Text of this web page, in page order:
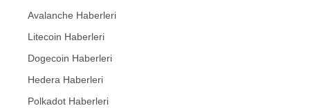
Avalanche Haberleri
Litecoin Haberleri
Dogecoin Haberleri
Hedera Haberleri
Polkadot Haberleri